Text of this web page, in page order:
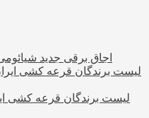
اجاق برقی جدید
لیست برندگان قرعه کشی